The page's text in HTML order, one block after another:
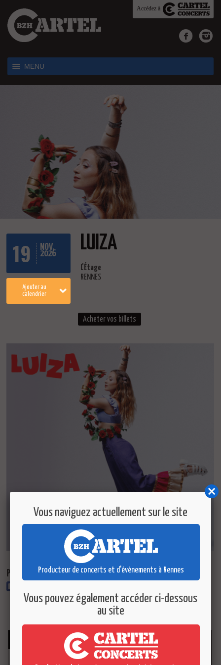
Accédez à
MENU
19 NOV.
2026
Ajouter au
calendrier
LUIZA
L'Étage
RENNES
Acheter vos billets
Partager ce concert :
Retour
PAOLO.
Vous naviguez actuellement sur le site
Producteur de concerts et d'évènements à Rennes
Vous pouvez également accéder ci-dessous
au site